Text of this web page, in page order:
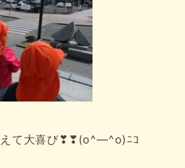
えて大喜び❣❣(o^―^o)ﾆｺ